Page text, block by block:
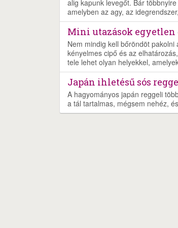
alig kapunk levegőt. Bár
amelyben az agy, az
Mini utazások egyetlen
Nem mindig kell bőröndöt
kényelmes cipő és az
tele lehet olyan helyekkel,
Japán ihletésű sós
A hagyományos japán reggeli
a tál tartalmas, mégsem nehéz,